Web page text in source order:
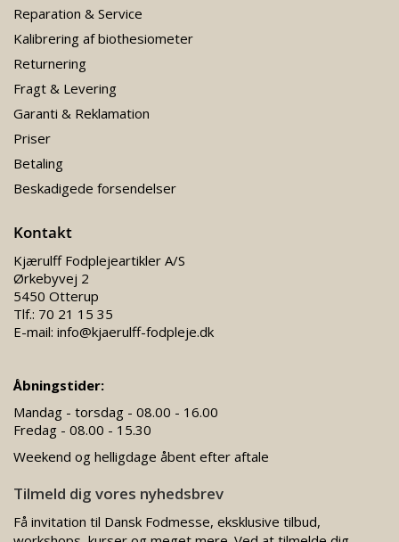
Reparation & Service
Kalibrering af biothesiometer
Returnering
Fragt & Levering
Garanti & Reklamation
Priser
Betaling
Beskadigede forsendelser
Kontakt
Kjærulff Fodplejeartikler A/S
Ørkebyvej 2
5450 Otterup
Tlf.: 70 21 15 35
E-mail: info@kjaerulff-fodpleje.dk
Åbningstider:
Mandag - torsdag - 08.00 - 16.00
Fredag - 08.00 - 15.30
Weekend og helligdage åbent efter aftale
Tilmeld dig vores nyhedsbrev
Få invitation til Dansk Fodmesse, eksklusive tilbud,